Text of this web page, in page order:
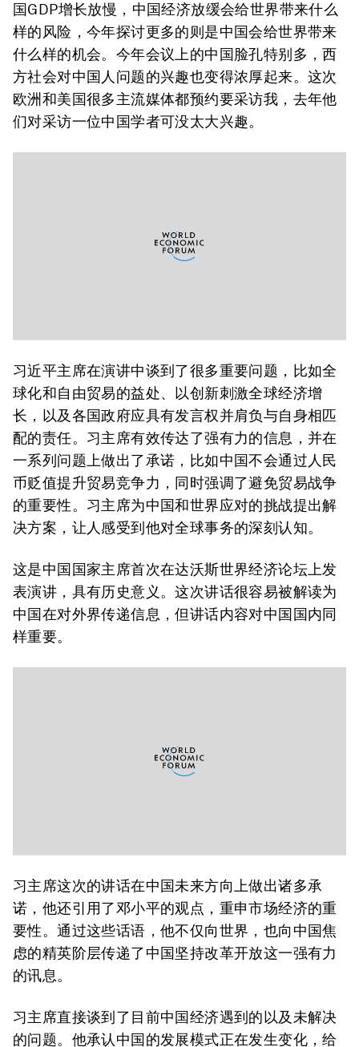
国GDP增长放慢，中国经济放缓会给世界带来什么
样的风险，今年探讨更多的则是中国会给世界带来
什么样的机会。今年会议上的中国脸孔特别多，西
方社会对中国人问题的兴趣也变得浓厚起来。这次
欧洲和美国很多主流媒体都预约要采访我，去年他
们对采访一位中国学者可没太大兴趣。
习近平主席在演讲中谈到了很多重要问题，比如全
球化和自由贸易的益处、以创新刺激全球经济增
长，以及各国政府应具有发言权并肩负与自身相匹
配的责任。习主席有效传达了强有力的信息，并在
一系列问题上做出了承诺，比如中国不会通过人民
币贬值提升贸易竞争力，同时强调了避免贸易战争
的重要性。习主席为中国和世界应对的挑战提出解
决方案，让人感受到他对全球事务的深刻认知。
这是中国国家主席首次在达沃斯世界经济论坛上发
表演讲，具有历史意义。这次讲话很容易被解读为
中国在对外界传递信息，但讲话内容对中国国内同
样重要。
习主席这次的讲话在中国未来方向上做出诸多承
诺，他还引用了邓小平的观点，重申市场经济的重
要性。通过这些话语，他不仅向世界，也向中国焦
虑的精英阶层传递了中国坚持改革开放这一强有力
的讯息。
习主席直接谈到了目前中国经济遇到的以及未解决
的问题。他承认中国的发展模式正在发生变化，给